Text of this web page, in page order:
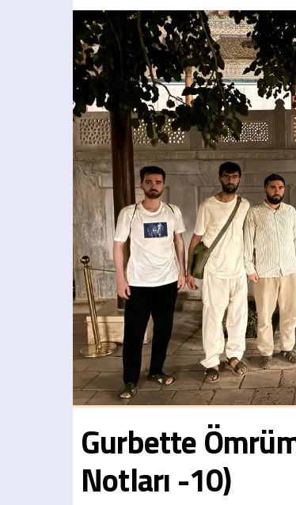
Gurbette
Notları -10)